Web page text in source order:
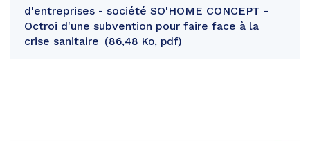
d'entreprises - société SO'HOME CONCEPT -
Octroi d'une subvention pour faire face à la
crise sanitaire
86,48 Ko, pdf